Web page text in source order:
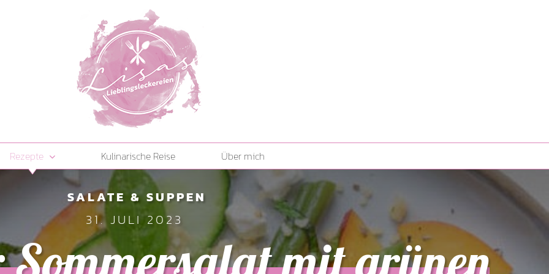
Rezepte Kulinarische Reise Über mich
mit grünen
SALATE & SUPPEN
31. JULI 2023